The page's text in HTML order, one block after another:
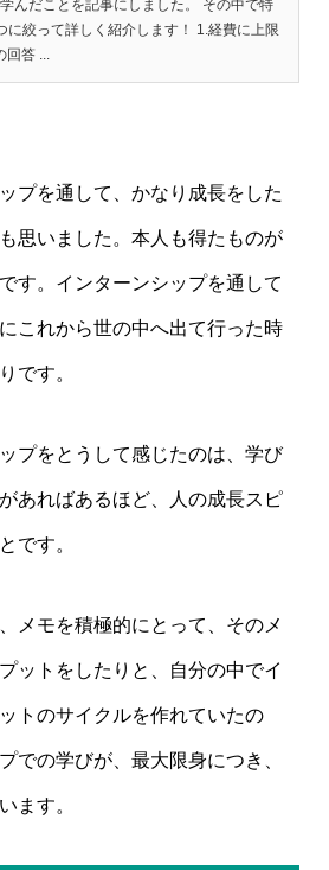
んだことを記事にしました。 その中で特
に絞って詳しく紹介します！ 1.経費に上限
回答 ...
プを通して、かなり成長をした
思いました。本人も得たものが
す。インターンシップを通して
これから世の中へ出て行った時
です。
プをとうして感じたのは、学び
あればあるほど、人の成長スピ
です。
メモを積極的にとって、そのメ
ットをしたりと、自分の中でイ
トのサイクルを作れていたの
での学びが、最大限身につき、
ます。